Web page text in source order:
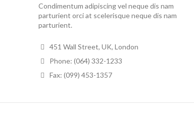
Condimentum adipiscing vel neque dis nam
parturient orci at scelerisque neque dis nam
parturient.
451 Wall Street, UK, London
Phone: (064) 332-1233
Fax: (099) 453-1357